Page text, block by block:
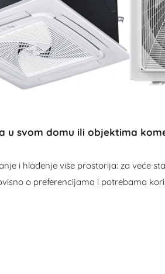
u svom domu ili objektima
i hlađenje više prostorija: za veće
o preferencijama i potrebama